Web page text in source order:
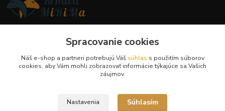
+421 944 394 715
info@krmivamirima.sk
Spracovanie cookies
Náš e-shop a partneri potrebujú Váš súhlas s použitím súborov
cookies, aby Vám mohli zobrazovať informácie týkajúce sa Vašich
záujmov.
Nastavenia Súhlasím